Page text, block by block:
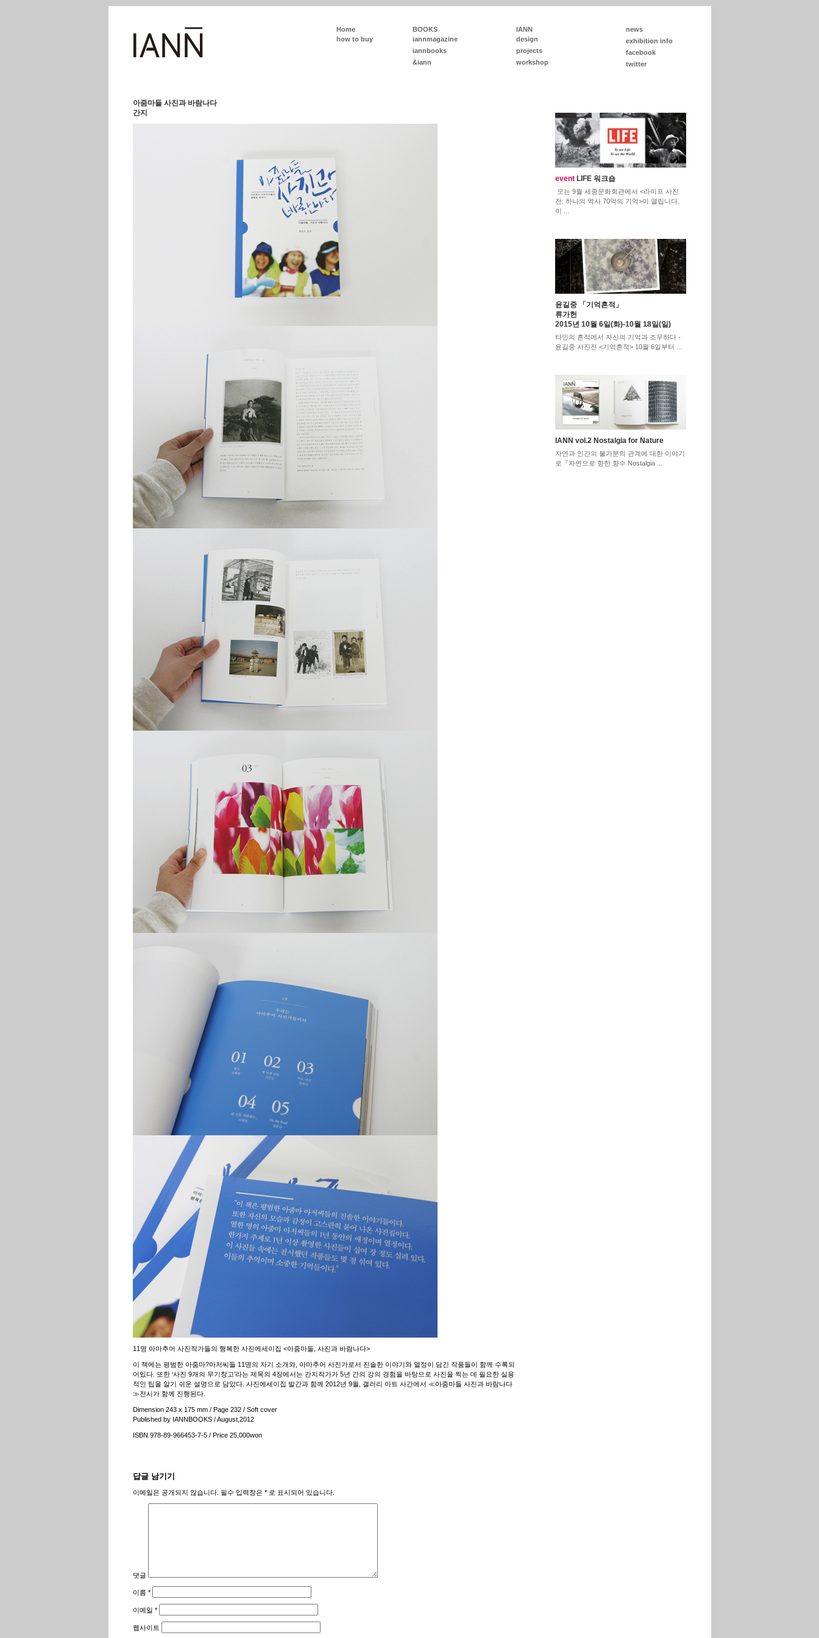
news
exhibition info
facebook
twitter
BOOKS
iannmagazine
iannbooks
&iann
IANN
design
projects
workshop
Home
how to buy
아줌마들 사진과 바람나다
간지
11명 아마추어 사진작가들의 행복한 사진에세이집 <아줌마들, 사진과 바람나다>
이 책에는 평범한 아줌마?아저씨들 11명의 자기 소개와, 아마추어 사진가로서 진솔한 이야기와 열정이 담긴 작품들이 함께 수록되
어있다. 또한 ‘사진 9개의 무기창고’라는 제목의 4장에서는 간지작가가 5년 간의 강의 경험을 바탕으로 사진을 찍는 데 필요한 실용
적인 팁을 알기 쉬운 설명으로 담았다. 사진에세이집 발간과 함께 2012년 9월, 갤러리 아트 사간에서 ≪아줌마들 사진과 바람나다
≫전시가 함께 진행된다.
Dimension 243 x 175 mm / Page 232 / Soft cover
Published by IANNBOOKS / August,2012
ISBN 978-89-966453-7-5 / Price 25,000won
답글 남기기
이메일은 공개되지 않습니다. 필수 입력창은 *로 표시되어 있습니다.
댓글
이름 *
이메일 *
웹사이트
eventLIFE 워크숍
오는 9월 세종문화회관에서 <라이프 사진
전: 하나의 역사 70억의 기억>이 열립니다.
이 ...
윤길중 「기억흔적」
류가헌
2015년 10월 6일(화)-10월 18일(일)
타인의 흔적에서 자신의 기억과 조우하다 -
윤길중 사진전 <기억흔적> 10월 6일부터 ...
IANN vol.2 Nostalgia for Nature
자연과 인간의 불가분의 관계에 대한 이야기
로『자연으로 향한 향수 Nostalgia ...